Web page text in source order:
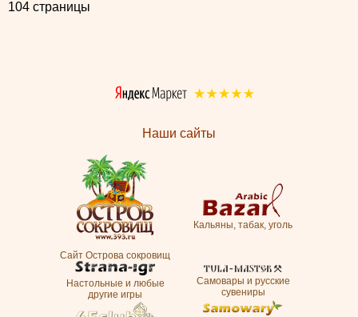
104 страницы
Наши сайты
Сайт Острова сокровищ
Кальяны, табак, уголь
Настольные и любые
другие игры
Самовары и русские
сувениры